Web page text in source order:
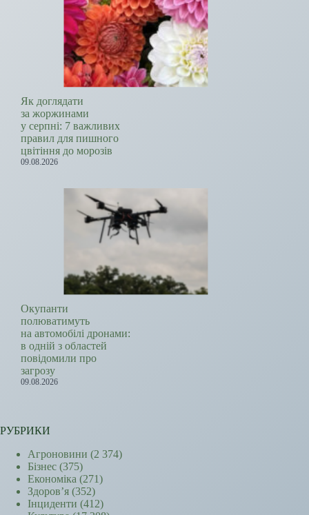
Як доглядати
за жоржинами
у серпні: 7 важливих
правил для пишного
цвітіння до морозів
09.08.2026
Окупанти
полюватимуть
на автомобілі дронами:
в одній з областей
повідомили про
загрозу
09.08.2026
РУБРИКИ
Агроновини (2 374)
Бізнес (375)
Економіка (271)
Здоров’я (352)
Інциденти (412)